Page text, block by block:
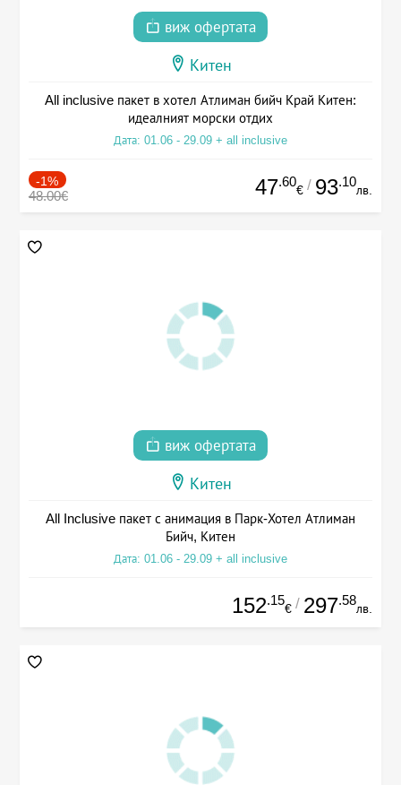
виж офертата
Китен
All inclusive пакет в хотел Атлиман бийч Край Китен:
идеалният морски отдих
Дата: 01.06 - 29.09 + all inclusive
-1%
48.00€ 47.60
€ / 93.10
лв.
виж офертата
Китен
All Inclusive пакет с анимация в Парк-Хотел Атлиман
Бийч, Китен
Дата: 01.06 - 29.09 + all inclusive
152.15
€ / 297.58
лв.